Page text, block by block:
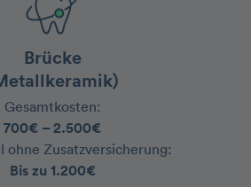
Brücke
Gesamtkosten:
700€ – 2.500€
ohne Zusatzversicherung:
Bis zu 1.200€